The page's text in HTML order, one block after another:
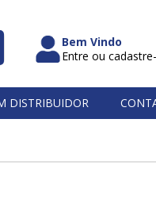
Bem Vindo
Entre ou
DISTRIBUIDOR